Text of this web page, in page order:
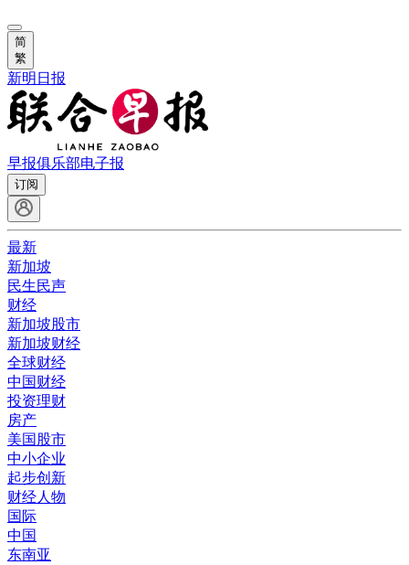
简
繁
新明日报
早报俱乐部电子报
订阅
最新
新加坡
民生民声
财经
新加坡股市
新加坡财经
全球财经
中国财经
投资理财
房产
美国股市
中小企业
起步创新
财经人物
国际
中国
东南亚